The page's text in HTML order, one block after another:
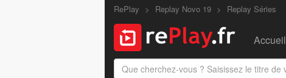
RePlay Replay Novo 19 Replay Séries
Accueil